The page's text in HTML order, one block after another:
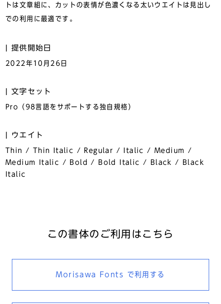
トは文章組に、カットの表情が色濃くなる太いウエイトは見出し
での利用に最適です。
提供開始日
2022年10月26日
文字セット
Pro（98言語をサポートする独自規格）
ウエイト
Thin / Thin Italic / Regular / Italic / Medium /
Medium Italic / Bold / Bold Italic / Black / Black
Italic
この書体のご利用はこちら
Morisawa Fonts で利用する